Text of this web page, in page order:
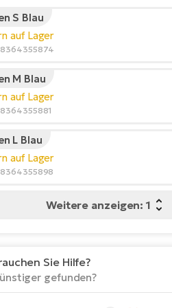
Werte sind nur Richtwerte.
S Blau
auf Lager
M Blau
auf Lager
L Blau
auf Lager
Weitere anzeigen: 1
Sie Hilfe?
gefunden?